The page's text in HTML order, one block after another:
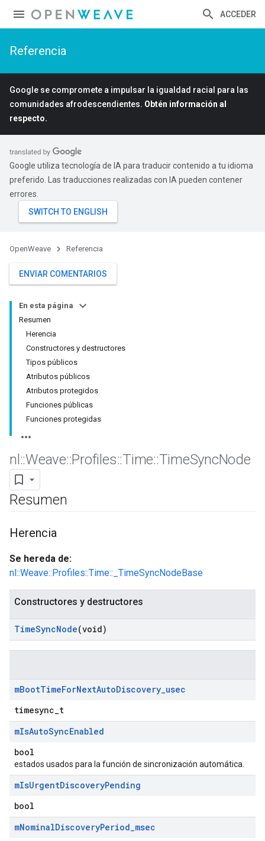
ACCEDER
Referencia
Google se compromete a impulsar la igualdad racial para las
comunidades afrodescendientes. Obtén información al
respecto.
Google utiliza tecnología de IA para traducir contenido a tu idioma
preferido. Las traducciones realizadas con IA pueden contener
errores.
OpenWeave Referencia
ENVIAR COMENTARIOS
En esta página
Resumen
Herencia
Constructores y destructores
Tipos públicos
Atributos públicos
Atributos protegidos
Funciones públicas
Funciones protegidas
nl ::Weave::Profiles::Time::TimeSyncNode
Resumen
Herencia
Se hereda de:
nl::Weave::Profiles::Time::_TimeSyncNodeBase
Constructores y destructores
TimeSyncNode(void)
mBootTimeForNextAutoDiscovery_usec
timesync_t
mIsAutoSyncEnabled
bool
estados usados para la función de sincronización automática.
mIsUrgentDiscoveryPending
bool
mNominalDiscoveryPeriod_msec